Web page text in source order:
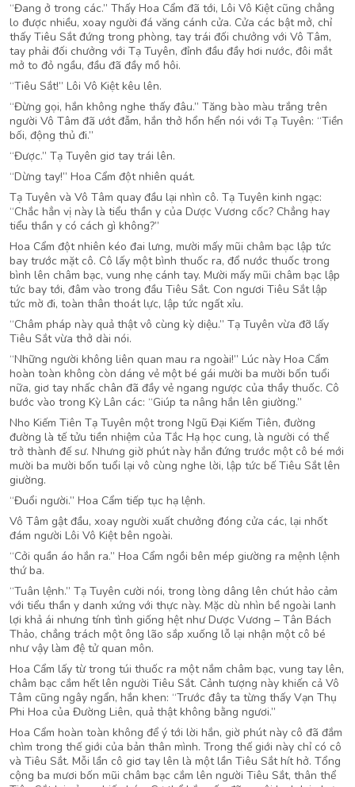
“Đang ở trong các.” Thấy Hoa Cẩm đã tới, Lôi Vô Kiệt cũng chẳng
lo được nhiều, xoay người đá văng cánh cửa. Cửa các bật mở, chỉ
thấy Tiêu Sắt đứng trong phòng, tay trái đối chưởng với Vô Tâm,
tay phải đối chưởng với Tạ Tuyên, đỉnh đầu đầy hơi nước, đôi mắt
mở to đỏ ngầu, đầu đã đầy mồ hôi.
“Tiêu Sắt!” Lôi Vô Kiệt kêu lên.
“Đừng gọi, hắn không nghe thấy đâu.” Tăng bào màu trắng trên
người Vô Tâm đã ướt đẫm, hắn thở hổn hển nói với Tạ Tuyên: “Tiền
bối, động thủ đi.”
“Được.” Tạ Tuyên giơ tay trái lên.
“Dừng tay!” Hoa Cẩm đột nhiên quát.
Tạ Tuyên và Vô Tâm quay đầu lại nhìn cô. Tạ Tuyên kinh ngạc:
“Chắc hẳn vị này là tiểu thần y của Dược Vương cốc? Chẳng hay
tiểu thần y có cách gì không?”
Hoa Cẩm đột nhiên kéo đai lưng, mười mấy mũi châm bạc lập tức
bay trước mặt cô. Cô lấy một bình thuốc ra, đổ nước thuốc trong
bình lên châm bạc, vung nhẹ cánh tay. Mười mấy mũi châm bạc lập
tức bay tới, đâm vào trong đầu Tiêu Sắt. Con ngươi Tiêu Sắt lập
tức mờ đi, toàn thân thoát lực, lập tức ngất xỉu.
“Châm pháp này quả thật vô cùng kỳ diệu.” Tạ Tuyên vừa đỡ lấy
Tiêu Sắt vừa thở dài nói.
“Những người không liên quan mau ra ngoài!” Lúc này Hoa Cẩm
hoàn toàn không còn dáng vẻ một bé gái mười ba mười bốn tuổi
nữa, giơ tay nhấc chân đã đầy vẻ ngang ngược của thầy thuốc. Cô
bước vào trong Kỳ Lân các: “Giúp ta nâng hắn lên giường.”
Nho Kiếm Tiên Tạ Tuyên một trong Ngũ Đại Kiếm Tiên, đường
đường là tế tửu tiền nhiệm của Tắc Hạ học cung, là người có thể
trở thành đế sư. Nhưng giờ phút này hắn đứng trước một cô bé mới
mười ba mười bốn tuổi lại vô cùng nghe lời, lập tức bế Tiêu Sắt lên
giường.
“Đuổi người.” Hoa Cẩm tiếp tục hạ lệnh.
Vô Tâm gật đầu, xoay người xuất chưởng đóng cửa các, lại nhốt
đám người Lôi Vô Kiệt bên ngoài.
“Cởi quần áo hắn ra.” Hoa Cẩm ngồi bên mép giường ra mệnh lệnh
thứ ba.
“Tuân lệnh.” Tạ Tuyên cười nói, trong lòng dâng lên chút hảo cảm
với tiểu thần y danh xứng với thực này. Mặc dù nhìn bề ngoài lanh
lợi khả ái nhưng tính tình giống hệt như Dược Vương – Tân Bách
Thảo, chẳng trách một ông lão sắp xuống lỗ lại nhận một cô bé
như vậy làm đệ tử quan môn.
Hoa Cẩm lấy từ trong túi thuốc ra một nắm châm bạc, vung tay lên,
châm bạc cắm hết lên người Tiêu Sắt. Cảnh tượng này khiến cả Vô
Tâm cũng ngây ngẩn, hắn khen: “Trước đây ta từng thấy Vạn Thụ
Phi Hoa của Đường Liên, quả thật không bằng ngươi.”
Hoa Cẩm hoàn toàn không để ý tới lời hắn, giờ phút này cô đã đắm
chìm trong thế giới của bản thân mình. Trong thế giới này chỉ có cô
và Tiêu Sắt. Mỗi lần cô giơ tay lên là một lần Tiêu Sắt hít hở. Tổng
cộng ba mươi bốn mũi châm bạc cắm lên người Tiêu Sắt, thân thể